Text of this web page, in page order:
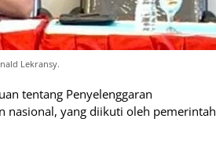
Lekransy.
tentang Penyelenggaran
nasional, yang diikuti oleh pemerintah